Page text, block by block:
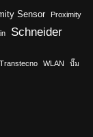
Sensor Proximity
Schneider
Transtecno WLAN ปั๊ม